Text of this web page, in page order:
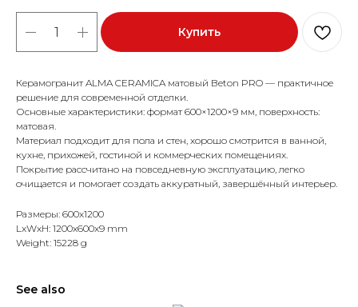
Купить
Керамогранит ALMA CERAMICA матовый Beton PRO — практичное
решение для современной отделки.
Основные характеристики: формат 600×1200×9 мм, поверхность:
матовая.
Материал подходит для пола и стен, хорошо смотрится в ванной,
кухне, прихожей, гостиной и коммерческих помещениях.
Покрытие рассчитано на повседневную эксплуатацию, легко
очищается и помогает создать аккуратный, завершённый интерьер.
Размеры: 600x1200
LxWxH: 1200x600x9 mm
Weight: 15228 g
See also